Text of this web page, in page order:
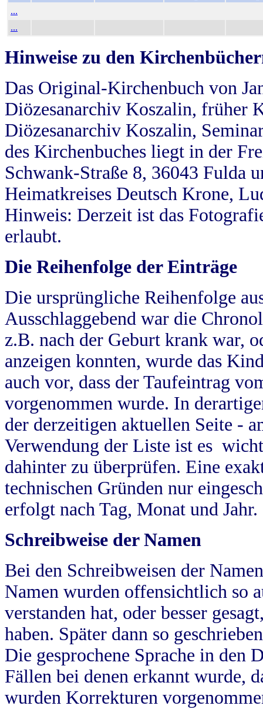
...
...
Hinweise zu den
Das Original-Kirchenbuch von
Diözesanarchiv Koszalin, früher
Diözesanarchiv Koszalin,
des Kirchenbuches liegt in der
Schwank-Straße 8, 36043 Fulda
Heimatkreises Deutsch Krone,
Hinweis: Derzeit ist das
erlaubt.
Die Reihenfolge der Einträge
Die ursprüngliche Reihenfolge
Ausschlaggebend war die
z.B. nach der Geburt krank war,
anzeigen konnten, wurde das
auch vor, dass der Taufeintrag
vorgenommen wurde. In
der derzeitigen aktuellen Seite -
Verwendung der Liste ist es
dahinter zu überprüfen. Eine
technischen Gründen nur
erfolgt nach Tag, Monat und Jahr.
Schreibweise der Namen
Bei den Schreibweisen der
Namen wurden offensichtlich so
verstanden hat, oder besser
haben. Später dann so
Die gesprochene Sprache in
Fällen bei denen erkannt wurde,
wurden Korrekturen